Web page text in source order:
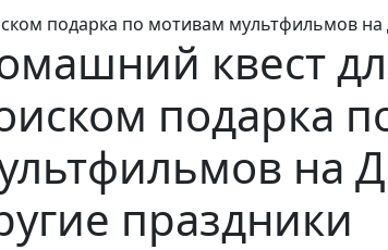
подарка по мотивам мультфильмов
квест
подарка
на
праздники